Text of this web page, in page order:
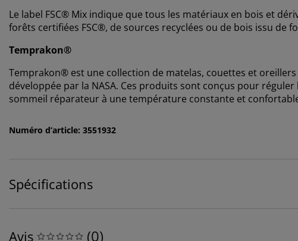
Le label FSC® Mix indique que tous les matériaux en bois et
forêts certifiées FSC®, de sources recyclées ou de bois issu de
Temprakon®
Temprakon® est une collection de matelas, couettes et
développée par la NASA. Ces produits sont conçus pour
sommeil réparateur à une température constante et
Numéro d’article: 3551932
Spécifications
Avis (0)